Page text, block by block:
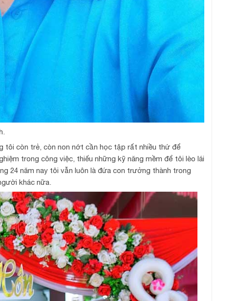
tôi còn trẻ, còn non nớt cần học tập rất nhiều thứ để
trong công việc, thiếu những kỹ năng mềm để tôi lèo lái
24 năm nay tôi vẫn luôn là đứa con trưởng thành trong
khác nữa.